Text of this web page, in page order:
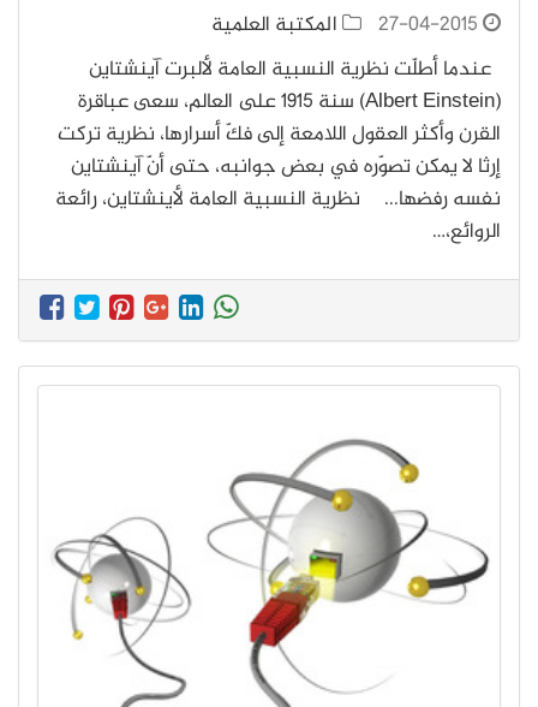
27-04-2015
المكتبة العلمية
عندما أطلّت نظرية النسبية العامة لألبرت آينشتاين
(Albert Einstein) سنة 1915 على العالم، سعى عباقرة
القرن وأكثر العقول اللامعة إلى فكّ أسرارها، نظرية تركت
إرثا لا يمكن تصوّره في بعض جوانبه، حتى أنّ آينشتاين
نفسه رفضها... نظرية النسبية العامة لأينشتاين، رائعة
الروائع،…